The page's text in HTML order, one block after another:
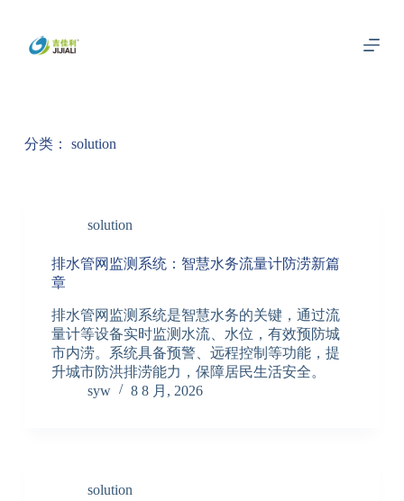
内
分类： solution
solution
排水管网监测系统：智慧水务流量计防涝新篇
章
排水管网监测系统是智慧水务的关键，通过流
量计等设备实时监测水流、水位，有效预防城
市内涝。系统具备预警、远程控制等功能，提
升城市防洪排涝能力，保障居民生活安全。
syw
8 8 月, 2026
solution